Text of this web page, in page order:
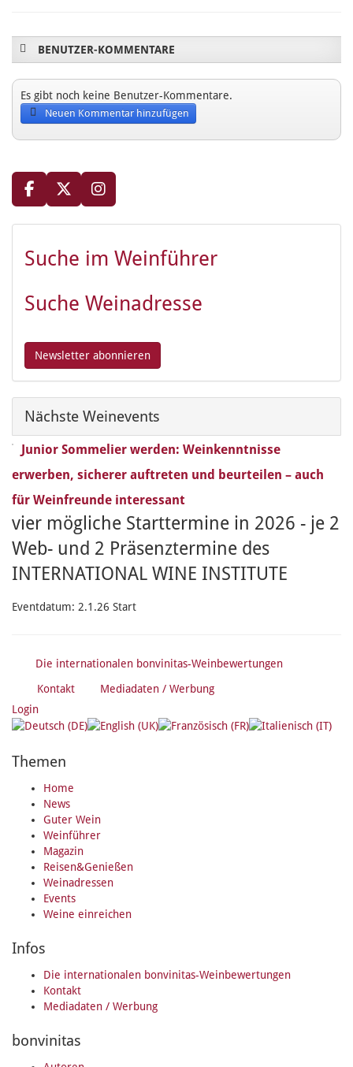
BENUTZER-KOMMENTARE
Es gibt noch keine Benutzer-Kommentare.
Neuen Kommentar hinzufügen
Suche im Weinführer
Suche Weinadresse
Nächste Weinevents
Junior Sommelier werden: Weinkenntnisse
erwerben, sicherer auftreten und beurteilen – auch
für Weinfreunde interessant
vier mögliche Starttermine in 2026 - je 2
Web- und 2 Präsenztermine des
INTERNATIONAL WINE INSTITUTE
Eventdatum: 2.1.26 Start
Die internationalen bonvinitas-Weinbewertungen
Kontakt
Mediadaten / Werbung
Login
Themen
Home
News
Guter Wein
Weinführer
Magazin
Reisen&Genießen
Weinadressen
Events
Weine einreichen
Infos
Die internationalen bonvinitas-Weinbewertungen
Kontakt
Mediadaten / Werbung
bonvinitas